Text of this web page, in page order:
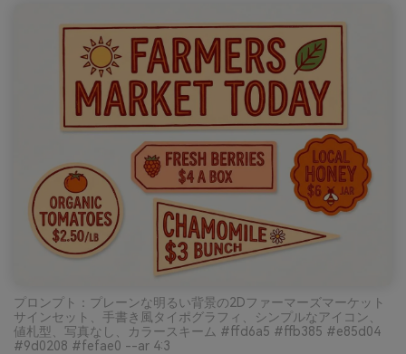
プロンプト：プレーンな明るい背景の2Dファーマーズマーケット
サインセット、手書き風タイポグラフィ、シンプルなアイコン、
値札型、写真なし、カラースキーム #ffd6a5 #ffb385 #e85d04
#9d0208 #fefae0 --ar 4:3